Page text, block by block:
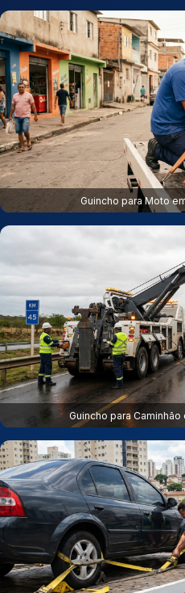
Guincho para Moto
Guincho para Caminhão